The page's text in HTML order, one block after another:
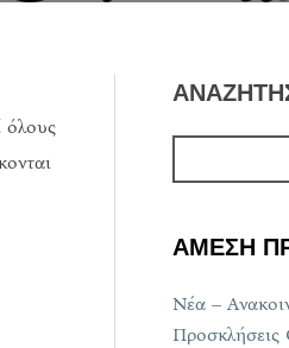
όλους
ΑΜΕΣΗ
Νέα –
Προσκλήσεις